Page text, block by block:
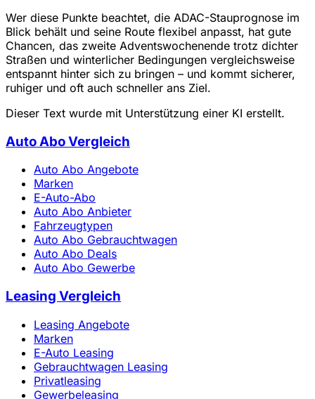
Wer diese Punkte beachtet, die ADAC-Stauprognose im
Blick behält und seine Route flexibel anpasst, hat gute
Chancen, das zweite Adventswochenende trotz dichter
Straßen und winterlicher Bedingungen vergleichsweise
entspannt hinter sich zu bringen – und kommt sicherer,
ruhiger und oft auch schneller ans Ziel.
Dieser Text wurde mit Unterstützung einer KI erstellt.
Auto Abo Vergleich
Auto Abo Angebote
Marken
E-Auto-Abo
Auto Abo Anbieter
Fahrzeugtypen
Auto Abo Gebrauchtwagen
Auto Abo Deals
Auto Abo Gewerbe
Leasing Vergleich
Leasing Angebote
Marken
E-Auto Leasing
Gebrauchtwagen Leasing
Privatleasing
Gewerbeleasing